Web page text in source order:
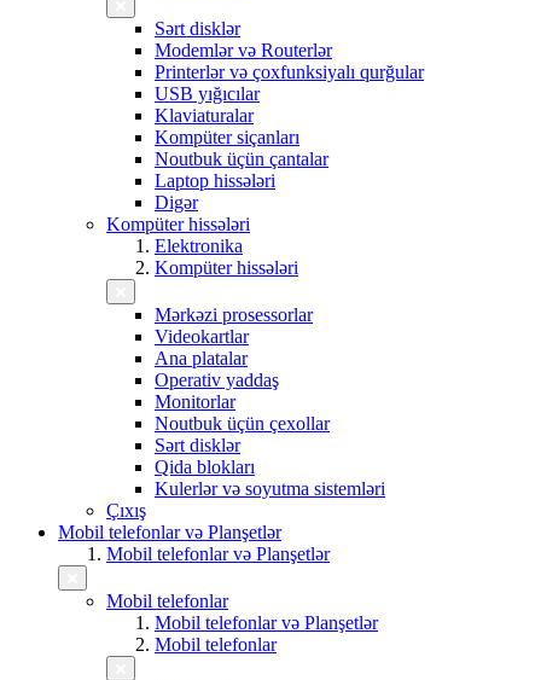
Sərt disklər
Modemlər və Routerlər
Printerlər və çoxfunksiyalı qurğular
USB yığıcılar
Klaviaturalar
Kompüter siçanları
Noutbuk üçün çantalar
Laptop hissələri
Digər
Kompüter hissələri
Elektronika
Kompüter hissələri
Mərkəzi prosessorlar
Videokartlar
Ana platalar
Operativ yaddaş
Monitorlar
Noutbuk üçün çexollar
Sərt disklər
Qida blokları
Kulerlər və soyutma sistemləri
Çıxış
Mobil telefonlar və Planşetlər
Mobil telefonlar və Planşetlər
Mobil telefonlar
Mobil telefonlar və Planşetlər
Mobil telefonlar